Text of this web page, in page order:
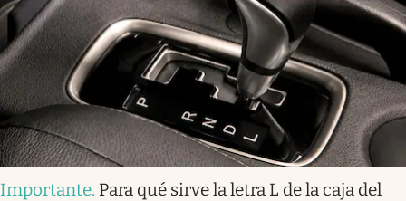
Importante. Para qué sirve la letra L de la caja del